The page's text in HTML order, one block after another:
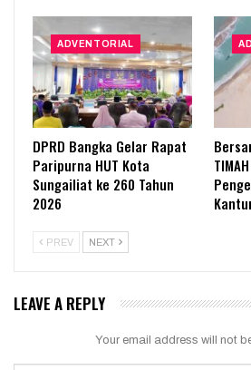
ADVENTORIAL
DPRD Bangka Gelar Rapat
Paripurna HUT Kota
Sungailiat ke 260 Tahun
2026
PREV NEXT
LEAVE A REPLY
Your email address will not